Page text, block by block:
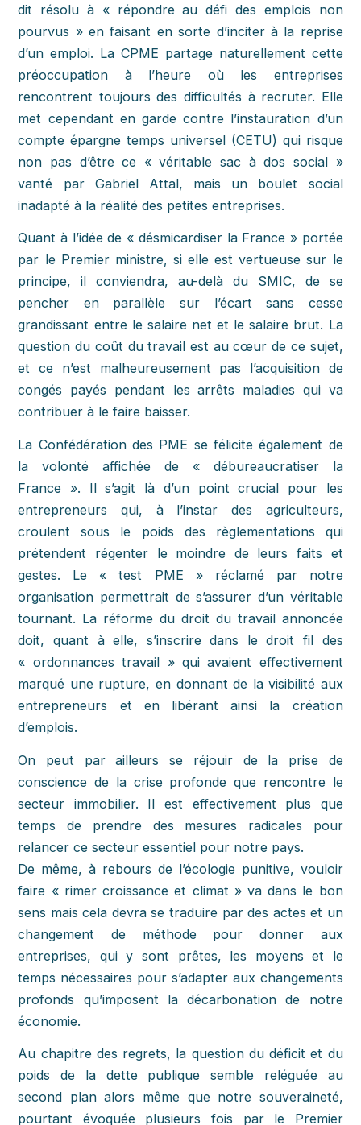
dit résolu à « répondre au défi des emplois non
pourvus » en faisant en sorte d’inciter à la reprise
d’un emploi. La CPME partage naturellement cette
préoccupation à l’heure où les entreprises
rencontrent toujours des difficultés à recruter. Elle
met cependant en garde contre l’instauration d’un
compte épargne temps universel (CETU) qui risque
non pas d’être ce « véritable sac à dos social »
vanté par Gabriel Attal, mais un boulet social
inadapté à la réalité des petites entreprises.
Quant à l’idée de « désmicardiser la France » portée
par le Premier ministre, si elle est vertueuse sur le
principe, il conviendra, au-delà du SMIC, de se
pencher en parallèle sur l’écart sans cesse
grandissant entre le salaire net et le salaire brut. La
question du coût du travail est au cœur de ce sujet,
et ce n’est malheureusement pas l’acquisition de
congés payés pendant les arrêts maladies qui va
contribuer à le faire baisser.
La Confédération des PME se félicite également de
la volonté affichée de « débureaucratiser la
France ». Il s’agit là d’un point crucial pour les
entrepreneurs qui, à l’instar des agriculteurs,
croulent sous le poids des règlementations qui
prétendent régenter le moindre de leurs faits et
gestes. Le « test PME » réclamé par notre
organisation permettrait de s’assurer d’un véritable
tournant. La réforme du droit du travail annoncée
doit, quant à elle, s’inscrire dans le droit fil des
« ordonnances travail » qui avaient effectivement
marqué une rupture, en donnant de la visibilité aux
entrepreneurs et en libérant ainsi la création
d’emplois.
On peut par ailleurs se réjouir de la prise de
conscience de la crise profonde que rencontre le
secteur immobilier. Il est effectivement plus que
temps de prendre des mesures radicales pour
relancer ce secteur essentiel pour notre pays.
De même, à rebours de l’écologie punitive, vouloir
faire « rimer croissance et climat » va dans le bon
sens mais cela devra se traduire par des actes et un
changement de méthode pour donner aux
entreprises, qui y sont prêtes, les moyens et le
temps nécessaires pour s’adapter aux changements
profonds qu’imposent la décarbonation de notre
économie.
Au chapitre des regrets, la question du déficit et du
poids de la dette publique semble reléguée au
second plan alors même que notre souveraineté,
pourtant évoquée plusieurs fois par le Premier